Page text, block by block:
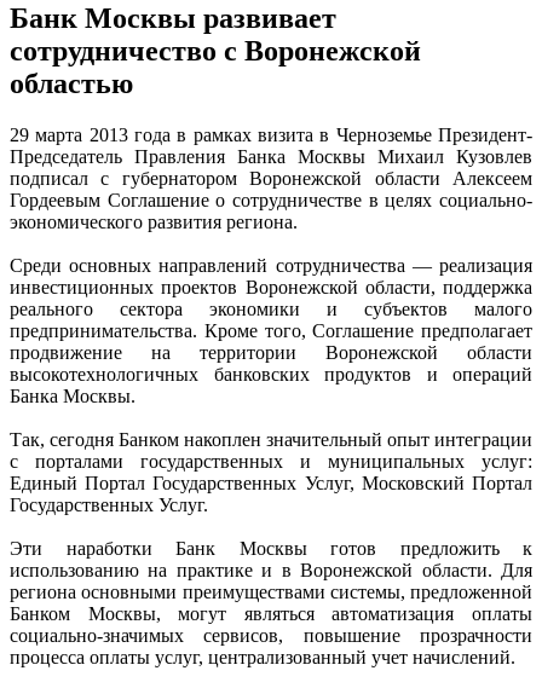
Банк Москвы развивает
сотрудничество с Воронежской
областью
29 марта 2013 года в рамках визита в Черноземье Президент-
Председатель Правления Банка Москвы Михаил Кузовлев
подписал с губернатором Воронежской области Алексеем
Гордеевым Соглашение о сотрудничестве в целях социально-
экономического развития региона.
Среди основных направлений сотрудничества — реализация
инвестиционных проектов Воронежской области, поддержка
реального сектора экономики и субъектов малого
предпринимательства. Кроме того, Соглашение предполагает
продвижение на территории Воронежской области
высокотехнологичных банковских продуктов и операций
Банка Москвы.
Так, сегодня Банком накоплен значительный опыт интеграции
с порталами государственных и муниципальных услуг:
Единый Портал Государственных Услуг, Московский Портал
Государственных Услуг.
Эти наработки Банк Москвы готов предложить к
использованию на практике и в Воронежской области. Для
региона основными преимуществами системы, предложенной
Банком Москвы, могут являться автоматизация оплаты
социально-значимых сервисов, повышение прозрачности
процесса оплаты услуг, централизованный учет начислений.